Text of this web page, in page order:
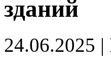
зданий
24.06.2025 |